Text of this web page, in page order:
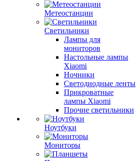
Метеостанции
Светильники
Лампы для
мониторов
Настольные лампы
Xiaomi
Ночники
Светодиодные ленты
Прикроватные
лампы Xiaomi
Прочие светильники
Ноутбуки
Мониторы